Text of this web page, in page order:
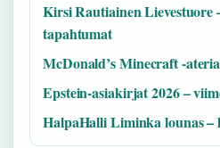
Kirsi Rautiainen Lievestuore
tapahtumat
McDonald’s Minecraft -
Epstein-asiakirjat 2026 –
HalpaHalli Liminka lounas